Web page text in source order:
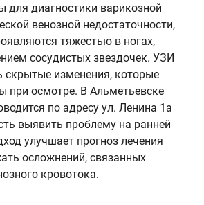
для диагностики варикозной
венозной недостаточности,
тяжестью в ногах,
сосудистых звездочек. УЗИ
скрытые изменения, которые
при осмотре. В Альметьевске
по адресу ул. Ленина 1а
выявить проблему на ранней
улучшает прогноз лечения
осложнений, связанных
кровотока.